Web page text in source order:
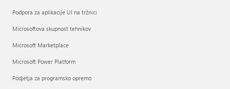
Podpora za aplikacije UI na tržnici
Microsoftova skupnost tehnikov
Microsoft Marketplace
Microsoft Power Platform
Podjetja za programsko opremo